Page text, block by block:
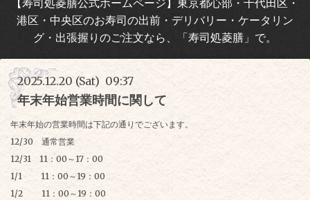
【寿司処菱膳公式ホームページ】東京都心部・千代田区・
港区・中央区のお寿司の出前・デリバリー・ケータリン
グ・出張握りのご注文なら、「寿司処菱膳」で。
2025.12.20 (Sat) 09:37
年末年始営業時間に関して
年末年始の営業時間は下記の通りでございます。
12/30 通常営業
12/31 11：00～17：00
1/1 11：00～19：00
1/2 11：00～19：00